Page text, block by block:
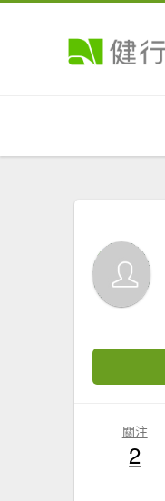
關注
2